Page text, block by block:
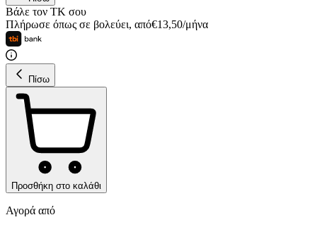
Βάλε τον ΤΚ σου
Πλήρωσε όπως σε βολεύει, από€13,50/μήνα
Πίσω
Προσθήκη στο καλάθι
Αγορά από